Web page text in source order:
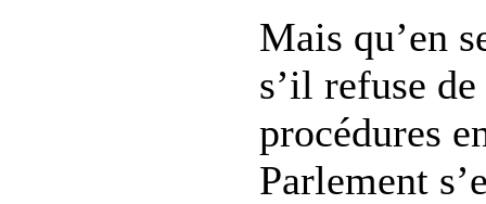
Mais qu’en
s’il refuse
procédures
Parlement